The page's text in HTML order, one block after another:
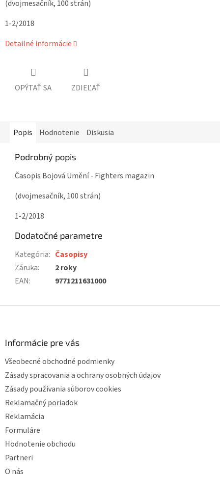
(dvojmesačník, 100 strán)
1-2/2018
Detailné informácie
OPÝTAŤ SA ZDIEĽAŤ
Popis Hodnotenie Diskusia
Podrobný popis
Časopis Bojová Umění - Fighters magazin
(dvojmesačník, 100 strán)
1-2/2018
Dodatočné parametre
Kategória: Časopisy
Záruka:
2 roky
EAN: 9771211631000
Informácie pre vás
Všeobecné obchodné podmienky
Zásady spracovania a ochrany osobných údajov
Zásady používania súborov cookies
Reklamačný poriadok
Reklamácia
Formuláre
Hodnotenie obchodu
Partneri
O nás